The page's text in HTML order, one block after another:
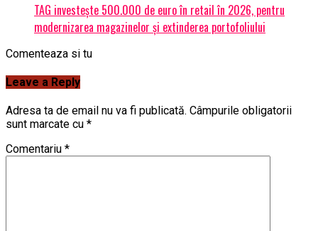
TAG investește 500.000 de euro în retail în 2026, pentru
modernizarea magazinelor și extinderea portofoliului
Comenteaza si tu
Leave a Reply
Adresa ta de email nu va fi publicată. Câmpurile obligatorii
sunt marcate cu *
Comentariu *